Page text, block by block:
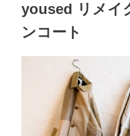
yoused リメイ
ンコート